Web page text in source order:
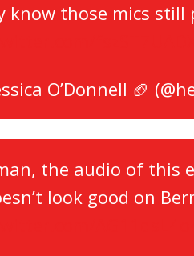
know those mics still
O’Donnell 🏈
the audio of this
look good on